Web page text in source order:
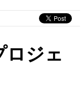
ロジェ